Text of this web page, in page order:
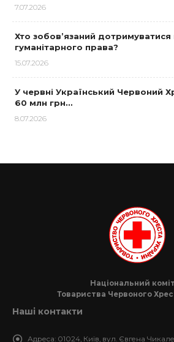
7.07.2026
Хто зобов’язаний
гуманітарного права?
15.07.2026
У червні Український Червоний
60 млн грн…
8.07.2026
Національний
Товариства Червоного
Наші контакти
Адреса: 01024, Київ, вул. Євгена